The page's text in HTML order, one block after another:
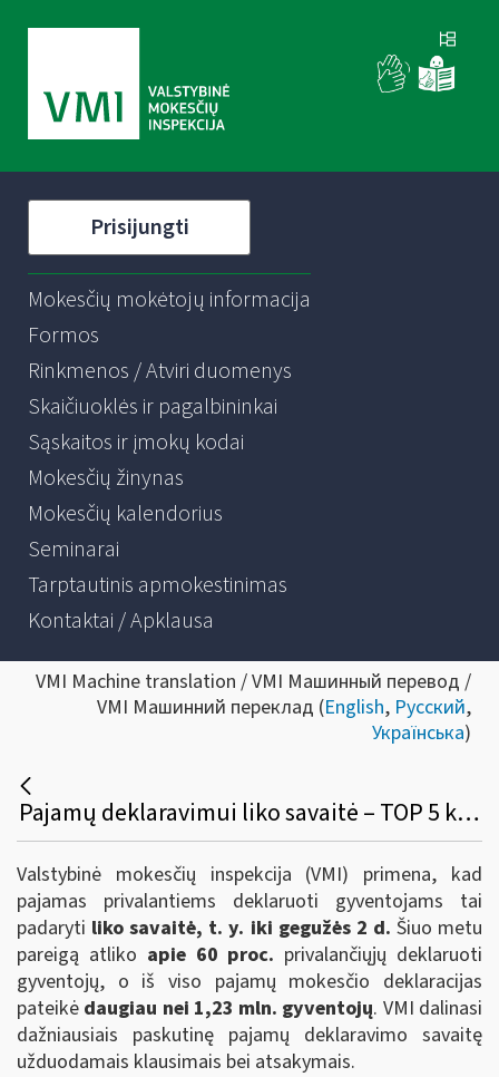
Prisijungti
Mokesčių mokėtojų informacija
Formos
Rinkmenos / Atviri duomenys
Skaičiuoklės ir pagalbininkai
Sąskaitos ir įmokų kodai
Mokesčių žinynas
Mokesčių kalendorius
Seminarai
Tarptautinis apmokestinimas
Kontaktai / Apklausa
VMI Machine translation / VMI Машинный перевод /
VMI Машинний переклад (English, Русский,
Українська)
Pajamų deklaravimui liko savaitė – TOP 5 klausimai ir atsakymai
Valstybinė mokesčių inspekcija (VMI) primena, kad
pajamas privalantiems deklaruoti gyventojams tai
padaryti liko savaitė, t. y. iki gegužės 2 d. Šiuo metu
pareigą atliko apie 60 proc. privalančiųjų deklaruoti
gyventojų, o iš viso pajamų mokesčio deklaracijas
pateikė daugiau nei 1,23 mln. gyventojų. VMI dalinasi
dažniausiais paskutinę pajamų deklaravimo savaitę
užduodamais klausimais bei atsakymais.